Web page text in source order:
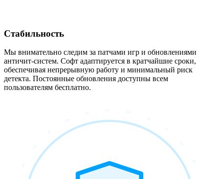
Стабильность
Мы внимательно следим за патчами игр и обновлениями
античит-систем. Софт адаптируется в кратчайшие сроки,
обеспечивая непрерывную работу и минимальный риск
детекта. Постоянные обновления доступны всем
пользователям бесплатно.